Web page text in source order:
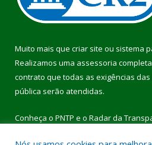
Muito mais que criar site ou sistema
Realizamos uma assessoria
contrato que todas as exigências das
pública serão atendidas.
Conheça o PNTP e o Radar da